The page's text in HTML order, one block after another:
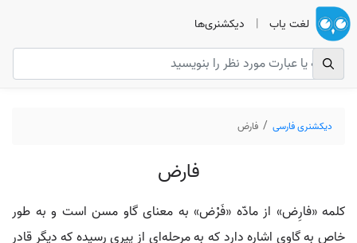
لغت یاب | دیکشنری‌ها
دیکشنری فارسی فارض
فارض
کلمه «فارِض» از مادّه «فَرْض» به معنای گاو مسن است و به طور
خاص به گاوی اشاره دارد که به مرحله‌ای از پیری رسیده که دیگر قادر